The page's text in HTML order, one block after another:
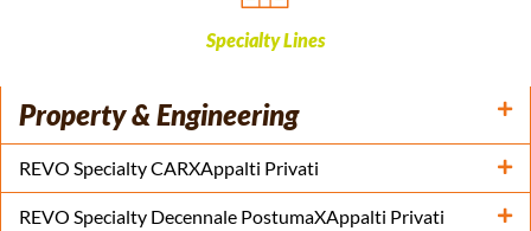
Specialty Lines
Property & Engineering
REVO Specialty CARXAppalti Privati
REVO Specialty Decennale PostumaXAppalti Privati